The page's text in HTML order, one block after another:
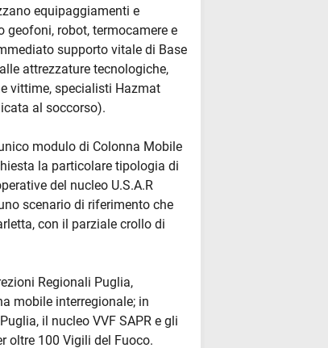
equipaggiamenti e
geofoni, robot, termocamere e
supporto vitale di Base
attrezzature tecnologiche,
vittime, specialisti Hazmat
al soccorso).
modulo di Colonna Mobile
la particolare tipologia di
del nucleo U.S.A.R
scenario di riferimento che
con il parziale crollo di
Regionali Puglia,
mobile interregionale; in
il nucleo VVF SAPR e gli
oltre 100 Vigili del Fuoco.